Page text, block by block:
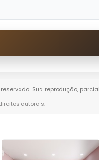
Sua reprodução,
autorais.